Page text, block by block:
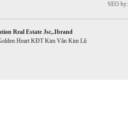
SEO
Real Estate Jsc,.Ibrand
Heart KĐT Kim Văn Kim Lũ